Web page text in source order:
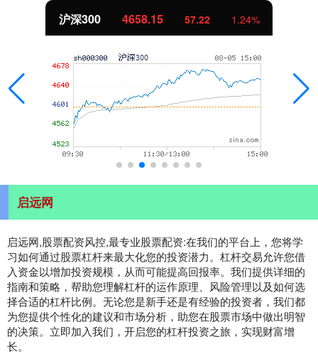
沪深300 4658.15 57.22 1.24%
启远网
启远网,股票配资风控,最专业股票配资:在我们的平台上，您将学
习如何通过股票杠杆来最大化您的投资潜力。杠杆交易允许您借
入资金以增加投资规模，从而可能提高回报率。我们提供详细的
指南和策略，帮助您理解杠杆的运作原理、风险管理以及如何选
择合适的杠杆比例。无论您是新手还是有经验的投资者，我们都
为您提供个性化的建议和市场分析，助您在股票市场中做出明智
的决策。立即加入我们，开启您的杠杆投资之旅，实现财富增
长。